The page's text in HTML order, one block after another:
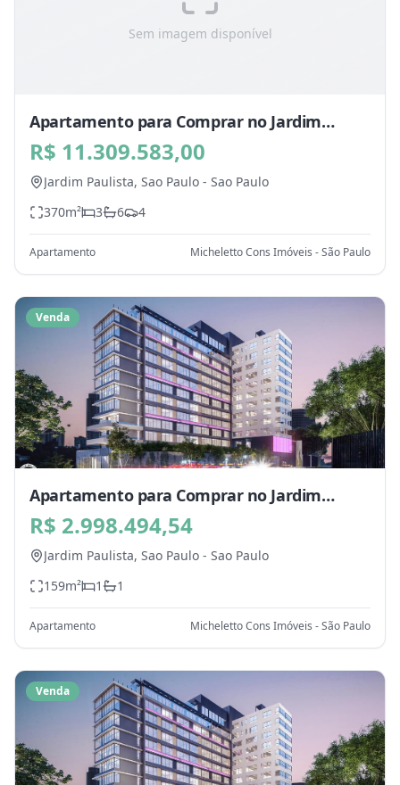
Sem imagem disponível
Apartamento para Comprar no Jardim
Paulista, Sao Paulo - SP
R$ 11.309.583,00
Jardim Paulista, Sao Paulo - Sao Paulo
370m² 3 6 4
Apartamento Micheletto Cons Imóveis - São Paulo
Venda
Apartamento para Comprar no Jardim
Paulista, Sao Paulo - SP
R$ 2.998.494,54
Jardim Paulista, Sao Paulo - Sao Paulo
159m² 1 1
Apartamento Micheletto Cons Imóveis - São Paulo
Venda